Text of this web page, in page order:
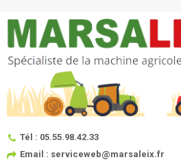
Tél : 05.55.98.42.33
Email : serviceweb@marsaleix.fr